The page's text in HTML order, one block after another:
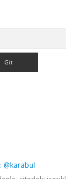
@karabul